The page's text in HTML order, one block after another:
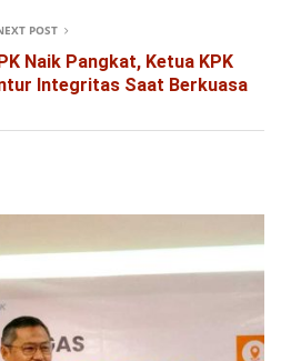
POST
Naik Pangkat, Ketua KPK
Integritas Saat Berkuasa